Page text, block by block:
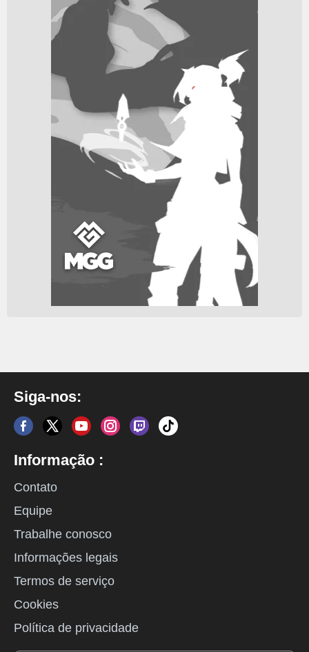
Siga-nos:
Informação :
Contato
Equipe
Trabalhe conosco
Informações legais
Termos de serviço
Cookies
Política de privacidade